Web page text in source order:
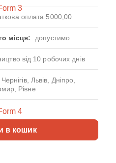
оплата 5000,00
місця: допустимо
від 10 робочих днів
Львів, Дніпро,
Рівне
в кошик